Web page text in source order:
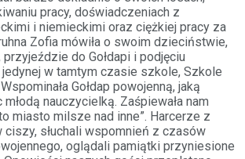
pracy, doświadczeniach z
i niemieckimi oraz ciężkiej pracy za
Zofia mówiła o swoim dzieciństwie,
przyjeździe do Gołdapi i podjęciu
w tamtym czasie szkole, Szkole
Gołdap powojenną, jaką
młodą nauczycielką. Zaśpiewała nam
miasto milsze nad inne”. Harcerze z
ciszy, słuchali wspomnień z czasów
oglądali pamiątki przyniesione